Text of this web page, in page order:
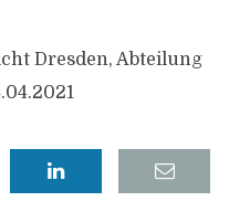
Dresden, Abteilung